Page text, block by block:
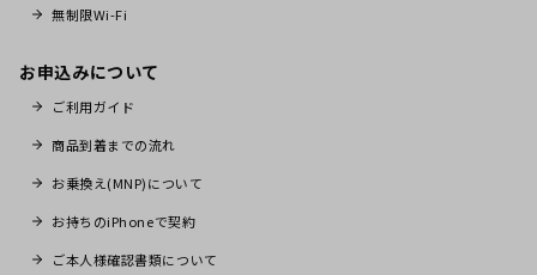
無制限Wi-Fi
お申込みについて
ご利用ガイド
商品到着までの流れ
お乗換え(MNP)について
お持ちのiPhoneで契約
ご本人様確認書類について